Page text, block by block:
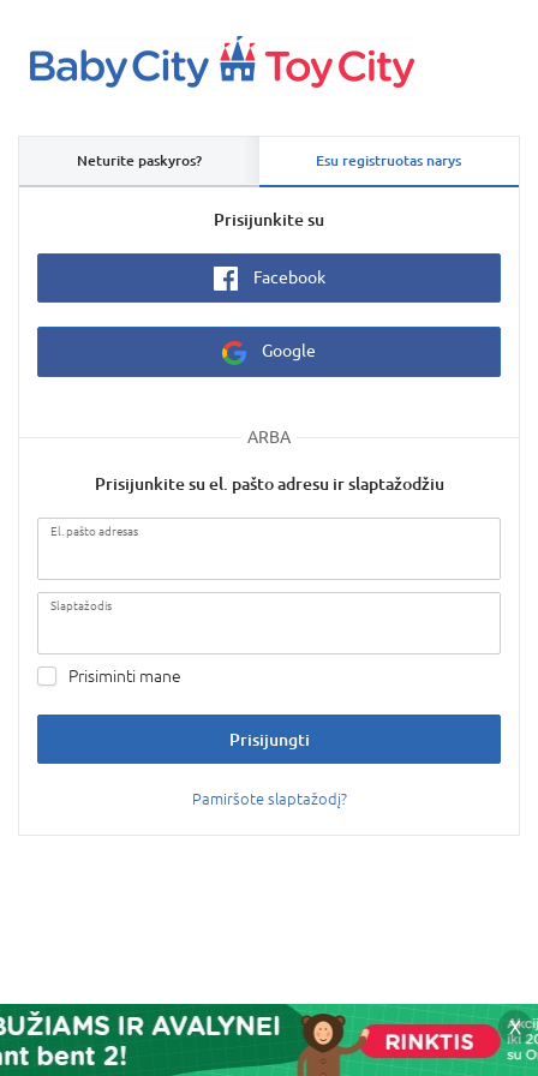
Neturite paskyros? Esu registruotas narys
Prisijunkite su
Facebook
Google
ARBA
Prisijunkite su el. pašto adresu ir slaptažodžiu
El. pašto adresas
Slaptažodis
Prisiminti mane
Prisijungti
Pamiršote slaptažodį?
X